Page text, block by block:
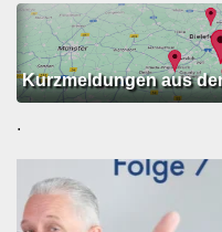
Kurzmeldungen aus
.